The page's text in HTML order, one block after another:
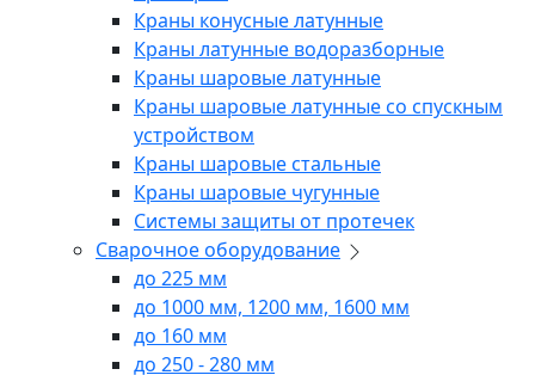
Краны конусные латунные
Краны латунные водоразборные
Краны шаровые латунные
Краны шаровые латунные со спускным
устройством
Краны шаровые стальные
Краны шаровые чугунные
Системы защиты от протечек
Сварочное оборудование
до 225 мм
до 1000 мм, 1200 мм, 1600 мм
до 160 мм
до 250 - 280 мм